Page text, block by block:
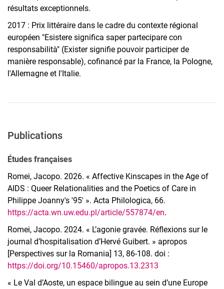
résultats exceptionnels.
2017 : Prix littéraire dans le cadre du contexte régional
européen "Esistere significa saper partecipare con
responsabilità" (Exister signifie pouvoir participer de
manière responsable), cofinancé par la France, la Pologne,
l'Allemagne et l'Italie.
Publications
Études françaises
Romei, Jacopo. 2026. « Affective Kinscapes in the Age of
AIDS : Queer Relationalities and the Poetics of Care in
Philippe Joanny's '95' ». Acta Philologica, 66.
https://acta.wn.uw.edu.pl/article/557874/en.
Romei, Jacopo. 2024. « L’agonie gravée. Réflexions sur le
journal d’hospitalisation d’Hervé Guibert. » apropos
[Perspectives sur la Romania] 13, 86-108. doi :
https://doi.org/10.15460/apropos.13.2313
« Le Val d’Aoste, un espace bilingue au sein d’une Europe